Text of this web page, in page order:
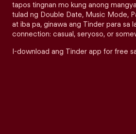
tapos tingnan mo kung anong
tulad ng Double Date, Music Mode,
at iba pa, ginawa ang Tinder para sa
connection: casual, seryoso, or
I-download ang Tinder app for free